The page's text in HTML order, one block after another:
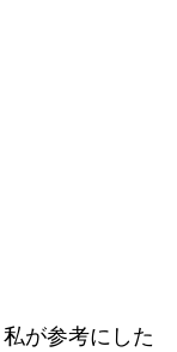
が参考にした